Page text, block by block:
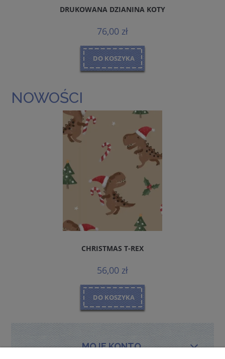
DRUKOWANA DZIANINA KOTY
76,00 zł
DO KOSZYKA
NOWOŚCI
CHRISTMAS T-REX
56,00 zł
DO KOSZYKA
MOJE KONTO